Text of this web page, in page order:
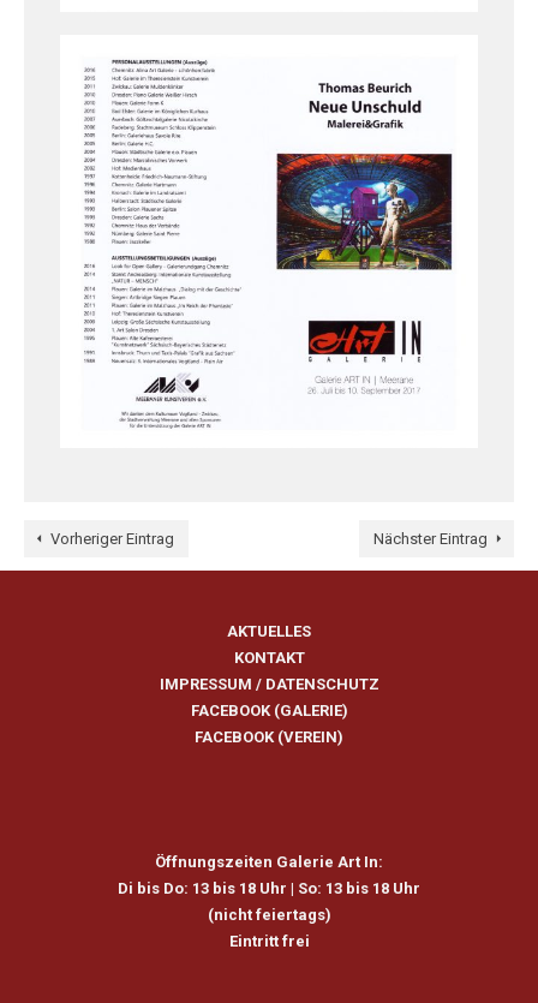
Vorheriger Eintrag Nächster Eintrag
AKTUELLES
KONTAKT
IMPRESSUM / DATENSCHUTZ
FACEBOOK (GALERIE)
FACEBOOK (VEREIN)
Öffnungszeiten Galerie Art In:
Di bis Do: 13 bis 18 Uhr | So: 13 bis 18 Uhr
(nicht feiertags)
Eintritt frei